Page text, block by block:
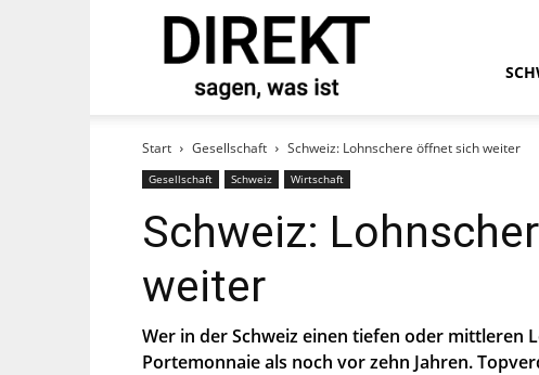
Start Gesellschaft Schweiz: Lohnschere öffnet sich weiter
Gesellschaft Schweiz Wirtschaft
Schweiz:
weiter
Wer in der Schweiz einen tiefen oder mittleren
Portemonnaie als noch vor zehn Jahren.
und abonnieren Sie